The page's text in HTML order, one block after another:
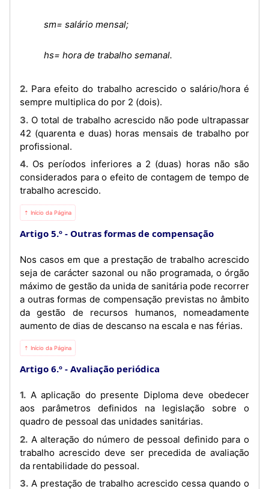
sm= salário mensal;
hs= hora de trabalho semanal.
2. Para efeito do trabalho acrescido o salário/hora é
sempre multiplica do por 2 (dois).
3. O total de trabalho acrescido não pode ultrapassar
42 (quarenta e duas) horas mensais de trabalho por
profissional.
4. Os períodos inferiores a 2 (duas) horas não são
considerados para o efeito de contagem de tempo de
trabalho acrescido.
⇡ Início da Página
Artigo 5.º Outras formas de compensação
Nos casos em que a prestação de trabalho acrescido
seja de carácter sazonal ou não programada, o órgão
máximo de gestão da unida de sanitária pode recorrer
a outras formas de compensação previstas no âmbito
da gestão de recursos humanos, nomeadamente
aumento de dias de descanso na escala e nas férias.
⇡ Início da Página
Artigo 6.º Avaliação periódica
1. A aplicação do presente Diploma deve obedecer
aos parâmetros definidos na legislação sobre o
quadro de pessoal das unidades sanitárias.
2. A alteração do número de pessoal definido para o
trabalho acrescido deve ser precedida de avaliação
da rentabilidade do pessoal.
3. A prestação de trabalho acrescido cessa quando o